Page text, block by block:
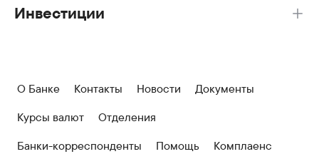
Инвестиции
О Банке Контакты Новости
Документы
Курсы валют
Отделения
Банки-корреспонденты
Помощь
Комплаенс